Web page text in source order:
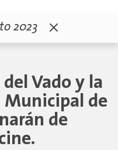
2023
Vado y la
Municipal de
de